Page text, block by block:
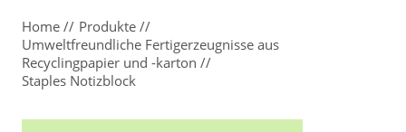
Home
Produkte
Umweltfreundliche Fertigerzeugnisse aus
Recyclingpapier und -karton
Staples Notizblock